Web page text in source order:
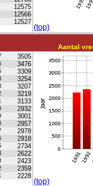
12575
12566
12527
(top)
Aantal
3505
3476
3309
3254
3207
3219
3133
2932
3001
2957
2978
2918
2734
2622
2423
2359
2228
(top)